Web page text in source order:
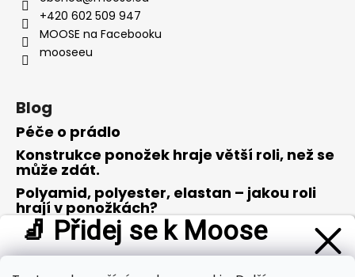
+420 602 509 947
MOOSE na Facebooku
mooseeu
Blog
Péče o prádlo
Konstrukce ponožek hraje větší roli, než se
může zdát.
Polyamid, polyester, elastan – jakou roli
hrají v ponožkách?
Merino vlna – opravdu zázrak přírody?
🧦 Přidej se k Moose
Buď první, kdo se dozví onovinkách a tipech z oblasti
outdooru. A jako poděkování od nás dostaneš slevu 100 Kč